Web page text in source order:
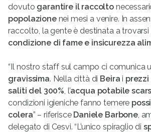
dovuto garantire il raccolto
popolazionenei mesi a venire. In
raccolto, la gente è destinata a trovarsi
condizione di fame e insicurezza
“Il nostro staff sul campo ci comunica
gravissima. Nella città di Beira i prezzi
saliti del 300% , l’acqua potabile
condizioni igieniche fanno temere
colera” – riferisce Daniele Barbone,
delegato di Cesvi. “L’unico spiraglio di